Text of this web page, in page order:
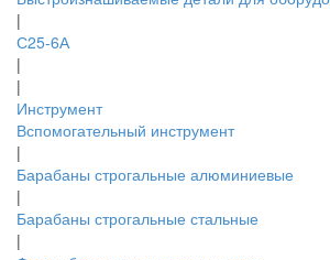
|
С25-6А
|
|
Инструмент
Вспомогательный инструмент
|
Барабаны строгальные алюминиевые
|
Барабаны строгальные стальные
|